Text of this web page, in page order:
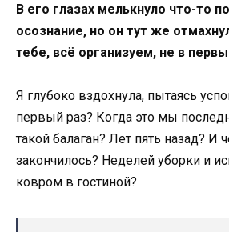
В его глазах мелькнуло что-то
осознание, но он тут же
тебе, всё организуем, не в
Я глубоко вздохнула, пытаясь
первый раз? Когда это мы
такой балаган? Лет пять назад? И
закончилось? Неделей уборки и
ковром в гостиной?